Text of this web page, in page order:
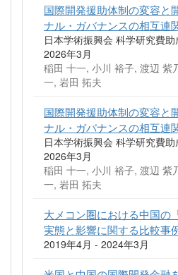
国際開発援助体制の変容と
ナル・ガバナンスの相互連
日本学術振興会 科学研究費
2026年3月
稲田 十一, 小川 裕子, 渡辺 紫
一, 岩田 拓夫
国際開発援助体制の変容と
ナル・ガバナンスの相互連
日本学術振興会 科学研究費
2026年3月
稲田 十一, 小川 裕子, 渡辺 紫
一, 岩田 拓夫
大メコン圏における中国の
実態と影響に関する比較事
2019年4月 - 2024年3月